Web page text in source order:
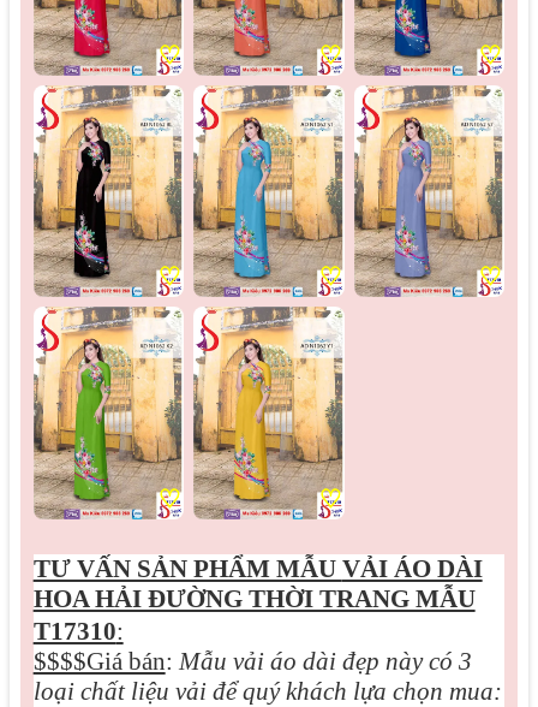
♡ ♡ ♡
♡ ♡ ♡
♡ ♡
TƯ VẤN SẢN PHẨM MẪU VẢI ÁO DÀI
HOA HẢI ĐƯỜNG THỜI TRANG MẪU
T17310:
$$$$Giá bán: Mẫu vải áo dài đẹp này có 3
loại chất liệu vải để quý khách lựa chọn mua: